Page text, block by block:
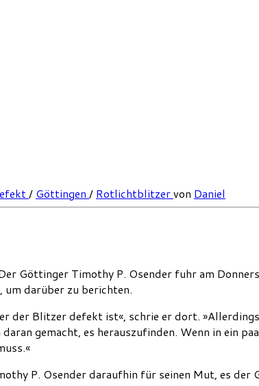
/ Göttingen / Rotlichtblitzervon Daniel
Göttinger Timothy P. Osender fuhr am
darüber zu berichten.
der Blitzer defekt ist«, schrie er dort.
gemacht, es herauszufinden. Wenn in ein
P. Osender daraufhin für seinen Mut, es